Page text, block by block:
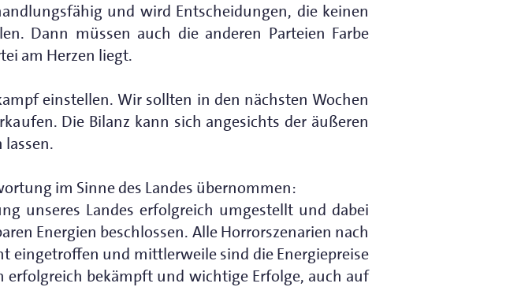
und wird Entscheidungen, die keinen
Dann müssen auch die anderen Parteien Farbe
am Herzen liegt.
einstellen. Wir sollten in den nächsten Wochen
Die Bilanz kann sich angesichts der äußeren
im Sinne des Landes übernommen:
unseres Landes erfolgreich umgestellt und dabei
Energien beschlossen. Alle Horrorszenarien nach
eingetroffen und mittlerweile sind die Energiepreise
bekämpft und wichtige Erfolge, auch auf